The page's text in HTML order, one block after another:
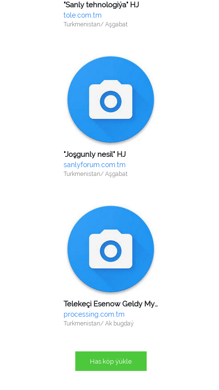
"Sanly tehnologiýa" HJ
tole.com.tm
Turkmenistan/ Aşgabat
"Joşgunly nesil" HJ
sanlyforum.com.tm
Turkmenistan/ Aşgabat
Telekeçi Esenow Geldy Myradowiç
processing.com.tm
Turkmenistan/ Ak bugdaý
Has köp ýükle